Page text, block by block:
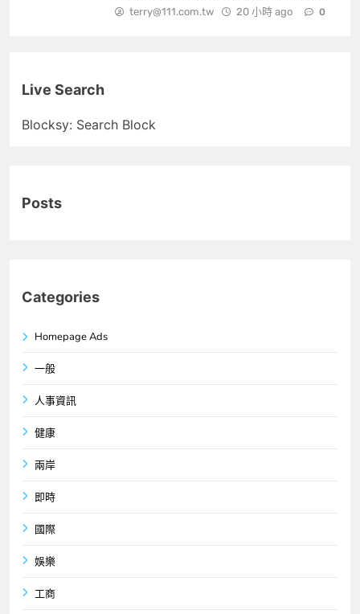
terry@111.com.tw 20 小時 ago 0
Live Search
Blocksy: Search Block
Posts
Categories
Homepage Ads
一般
人事資訊
健康
兩岸
即時
國際
娛樂
工商